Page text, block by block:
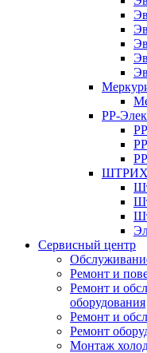
РР-
Сервисный центр
Ремонт и
Ремонт и
оборудования
Ремонт и
Ремонт
Монтаж